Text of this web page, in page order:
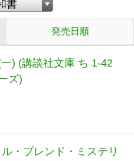
発売日順
) (講談社文庫 ち 1-42
ズ)
・ブレンド・ミステリ